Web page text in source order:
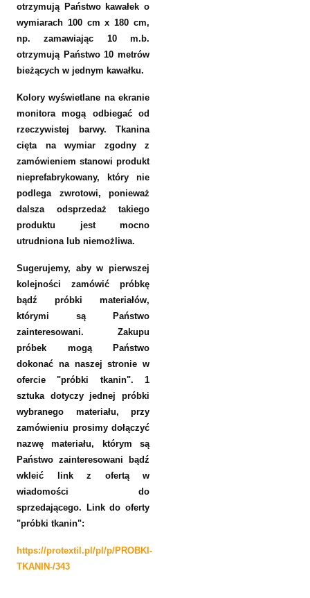
otrzymują Państwo kawałek o
wymiarach 100 cm x 180 cm,
np. zamawiając 10 m.b.
otrzymują Państwo 10 metrów
bieżących w jednym kawałku.
Kolory wyświetlane na ekranie
monitora mogą odbiegać od
rzeczywistej barwy. Tkanina
cięta na wymiar zgodny z
zamówieniem stanowi produkt
nieprefabrykowany, który nie
podlega zwrotowi, ponieważ
dalsza odsprzedaż takiego
produktu jest mocno
utrudniona lub niemożliwa.
Sugerujemy, aby w pierwszej
kolejności zamówić próbkę
bądź próbki materiałów,
którymi są Państwo
zainteresowani. Zakupu
próbek mogą Państwo
dokonać na naszej stronie w
ofercie "próbki tkanin". 1
sztuka dotyczy jednej próbki
wybranego materiału, przy
zamówieniu prosimy dołączyć
nazwę materiału, którym są
Państwo zainteresowani bądź
wkleić link z ofertą w
wiadomości do
sprzedającego. Link do oferty
"próbki tkanin":
https://protextil.pl/pl/p/PROBKI-
TKANIN-/343